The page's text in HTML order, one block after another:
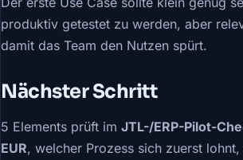
produktiv getestet zu werden, aber
damit das Team den Nutzen spürt.
Nächster Schritt
5 Elements prüft im JTL-/ERP-Pilot-
EUR, welcher Prozess sich zuerst